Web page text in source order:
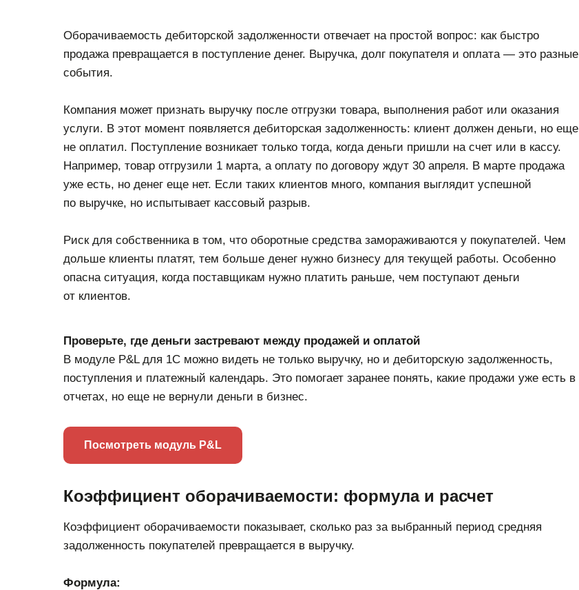
Оборачиваемость дебиторской задолженности отвечает на простой вопрос: как быстро
продажа превращается в поступление денег. Выручка, долг покупателя и оплата — это разные
события.
Компания может признать выручку после отгрузки товара, выполнения работ или оказания
услуги. В этот момент появляется дебиторская задолженность: клиент должен деньги, но еще
не оплатил. Поступление возникает только тогда, когда деньги пришли на счет или в кассу.
Например, товар отгрузили 1 марта, а оплату по договору ждут 30 апреля. В марте продажа
уже есть, но денег еще нет. Если таких клиентов много, компания выглядит успешной
по выручке, но испытывает кассовый разрыв.
Риск для собственника в том, что оборотные средства замораживаются у покупателей. Чем
дольше клиенты платят, тем больше денег нужно бизнесу для текущей работы. Особенно
опасна ситуация, когда поставщикам нужно платить раньше, чем поступают деньги
от клиентов.
Проверьте, где деньги застревают между продажей и оплатой
В модуле P&L для 1С можно видеть не только выручку, но и дебиторскую задолженность,
поступления и платежный календарь. Это помогает заранее понять, какие продажи уже есть в
отчетах, но еще не вернули деньги в бизнес.
Посмотреть модуль P&L
Коэффициент оборачиваемости: формула и расчет
Коэффициент оборачиваемости показывает, сколько раз за выбранный период средняя
задолженность покупателей превращается в выручку.
Формула: